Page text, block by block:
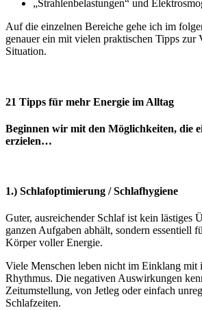
„Strahlenbelastungen“ und
Auf die einzelnen Bereiche gehe ich im
genauer ein mit vielen praktischen Tipps zur
Situation.
21 Tipps für mehr Energie im Alltag
Beginnen wir mit den Möglichkeiten, die
erzielen…
1.) Schlafoptimierung / Schlafhygiene
Guter, ausreichender Schlaf ist kein lästiges
ganzen Aufgaben abhält, sondern essentiell
Körper voller Energie.
Viele Menschen leben nicht im Einklang mit
Rhythmus. Die negativen Auswirkungen
Zeitumstellung, von Jetleg oder einfach
Schlafzeiten.